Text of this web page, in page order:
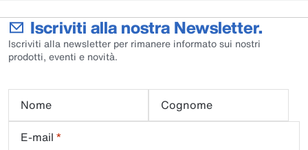
Iscriviti alla nostra Newsletter.
Iscriviti alla newsletter per rimanere informato sui nostri
prodotti, eventi e novità.
Nome
Cognome
E-mail *